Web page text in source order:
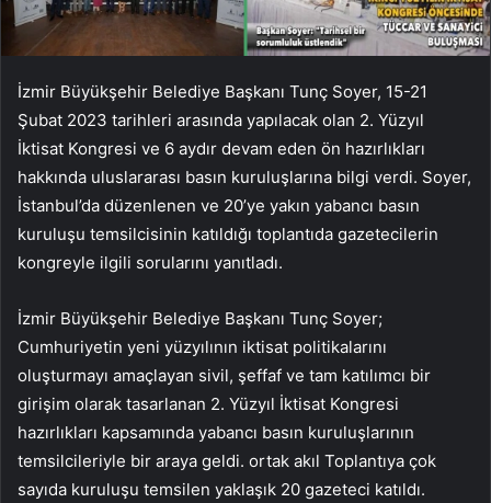
İzmir Büyükşehir Belediye Başkanı Tunç Soyer, 15-21
Şubat 2023 tarihleri ​​arasında yapılacak olan 2. Yüzyıl
İktisat Kongresi ve 6 aydır devam eden ön hazırlıkları
hakkında uluslararası basın kuruluşlarına bilgi verdi. Soyer,
İstanbul’da düzenlenen ve 20’ye yakın yabancı basın
kuruluşu temsilcisinin katıldığı toplantıda gazetecilerin
kongreyle ilgili sorularını yanıtladı.
İzmir Büyükşehir Belediye Başkanı Tunç Soyer;
Cumhuriyetin yeni yüzyılının iktisat politikalarını
oluşturmayı amaçlayan sivil, şeffaf ve tam katılımcı bir
girişim olarak tasarlanan 2. Yüzyıl İktisat Kongresi
hazırlıkları kapsamında yabancı basın kuruluşlarının
temsilcileriyle bir araya geldi. ortak akıl Toplantıya çok
sayıda kuruluşu temsilen yaklaşık 20 gazeteci katıldı.